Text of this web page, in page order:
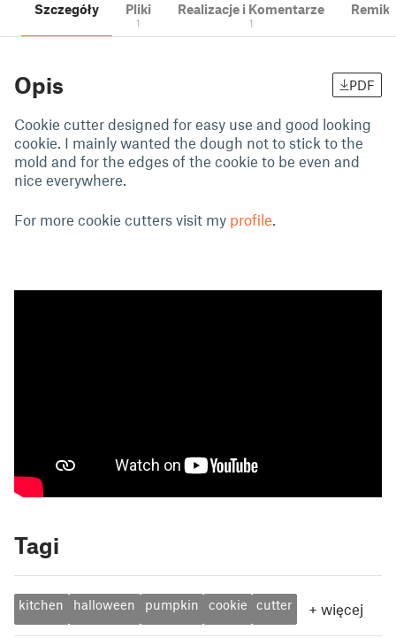
Szczegóły Pliki
1
Realizacje i Komentarze
1
Opis PDF
Cookie cutter designed for easy use and good looking
cookie. I mainly wanted the dough not to stick to the
mold and for the edges of the cookie to be even and
nice everywhere.
For more cookie cutters visit my profile.
Tagi
kitchen halloween pumpkin cookie cutter + więcej